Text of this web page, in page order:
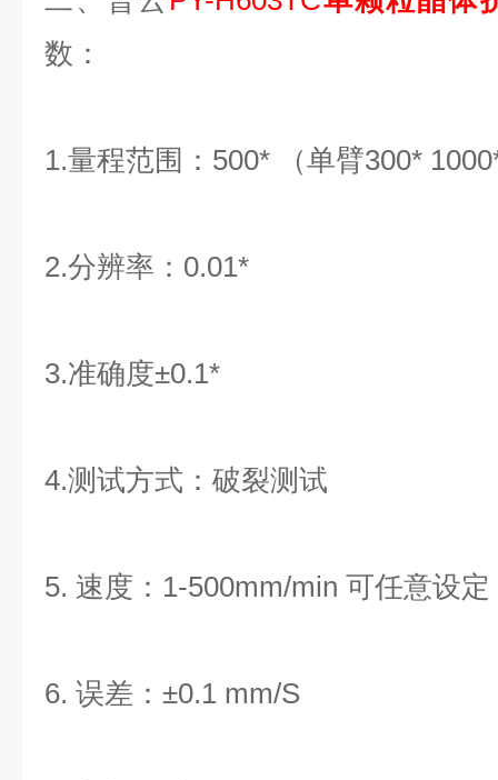
数：
1.量程范围：500* （单臂300*
2.分辨率：0.01*
3.准确度±0.1*
4.测试方式：破裂测试
5. 速度：1-500mm/min 可任意设定
6. 误差：±0.1 mm/S